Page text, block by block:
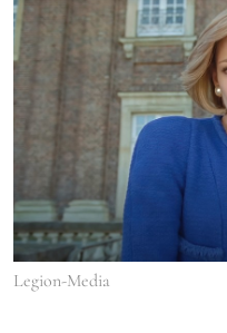
Legion-Media